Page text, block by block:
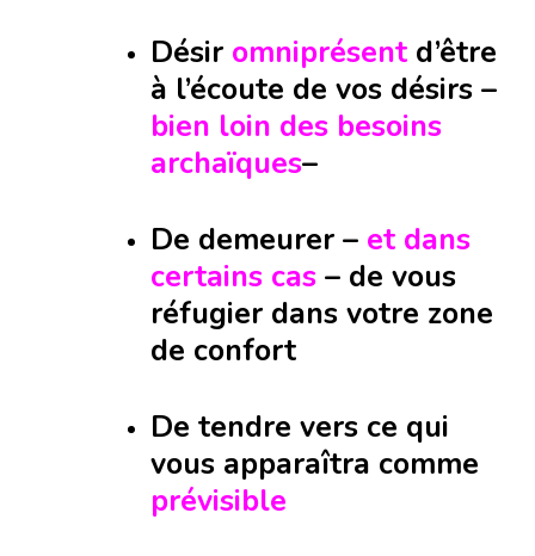
Désir omniprésent d’être
à l’écoute de vos désirs –
bien loin des besoins
archaïques–
De demeurer – et dans
certains cas – de vous
réfugier dans votre zone
de confort
De tendre vers ce qui
vous apparaîtra comme
prévisible